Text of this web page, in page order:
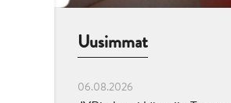
Uusimmat
06.08.2026